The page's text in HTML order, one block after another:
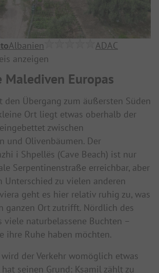
Albanien
ADAC
anzeigen
Malediven Europas
den Übergang zum äußersten Süden
Ort liegt etwas oberhalb der
zwischen
und Olivenbäumen. Der
i Shpellës (Cave Beach) ist nur
Serpentinenstraße erreichbar, aber
Unterschied zu vielen anderen
geht es hier relativ ruhig zu, was
ganzen Ort zutrifft. Nördlich des
viele naturbelassene Buchten –
ihre Ruhe haben möchten.
der Verkehr womöglich etwas
seinen Grund: Ksamil zählt zu